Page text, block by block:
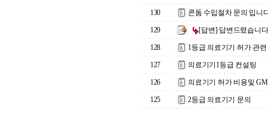
130 콘돔 수입절차 문의 입니
129 [답변] 답변드렸습니다
128 1등급 의료기기 허가 관
127 의료기기1등급 컨설팅
126 의료기기 허가 비용및
125 2등급 의료기기 문의